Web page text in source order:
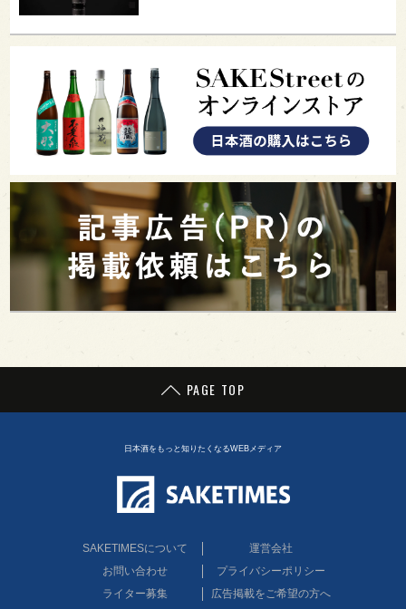
PAGE TOP
日本酒をもっと知りたくなるWEBメディア
SAKETIMESについて
運営会社
お問い合わせ
プライバシーポリシー
ライター募集
広告掲載をご希望の方へ